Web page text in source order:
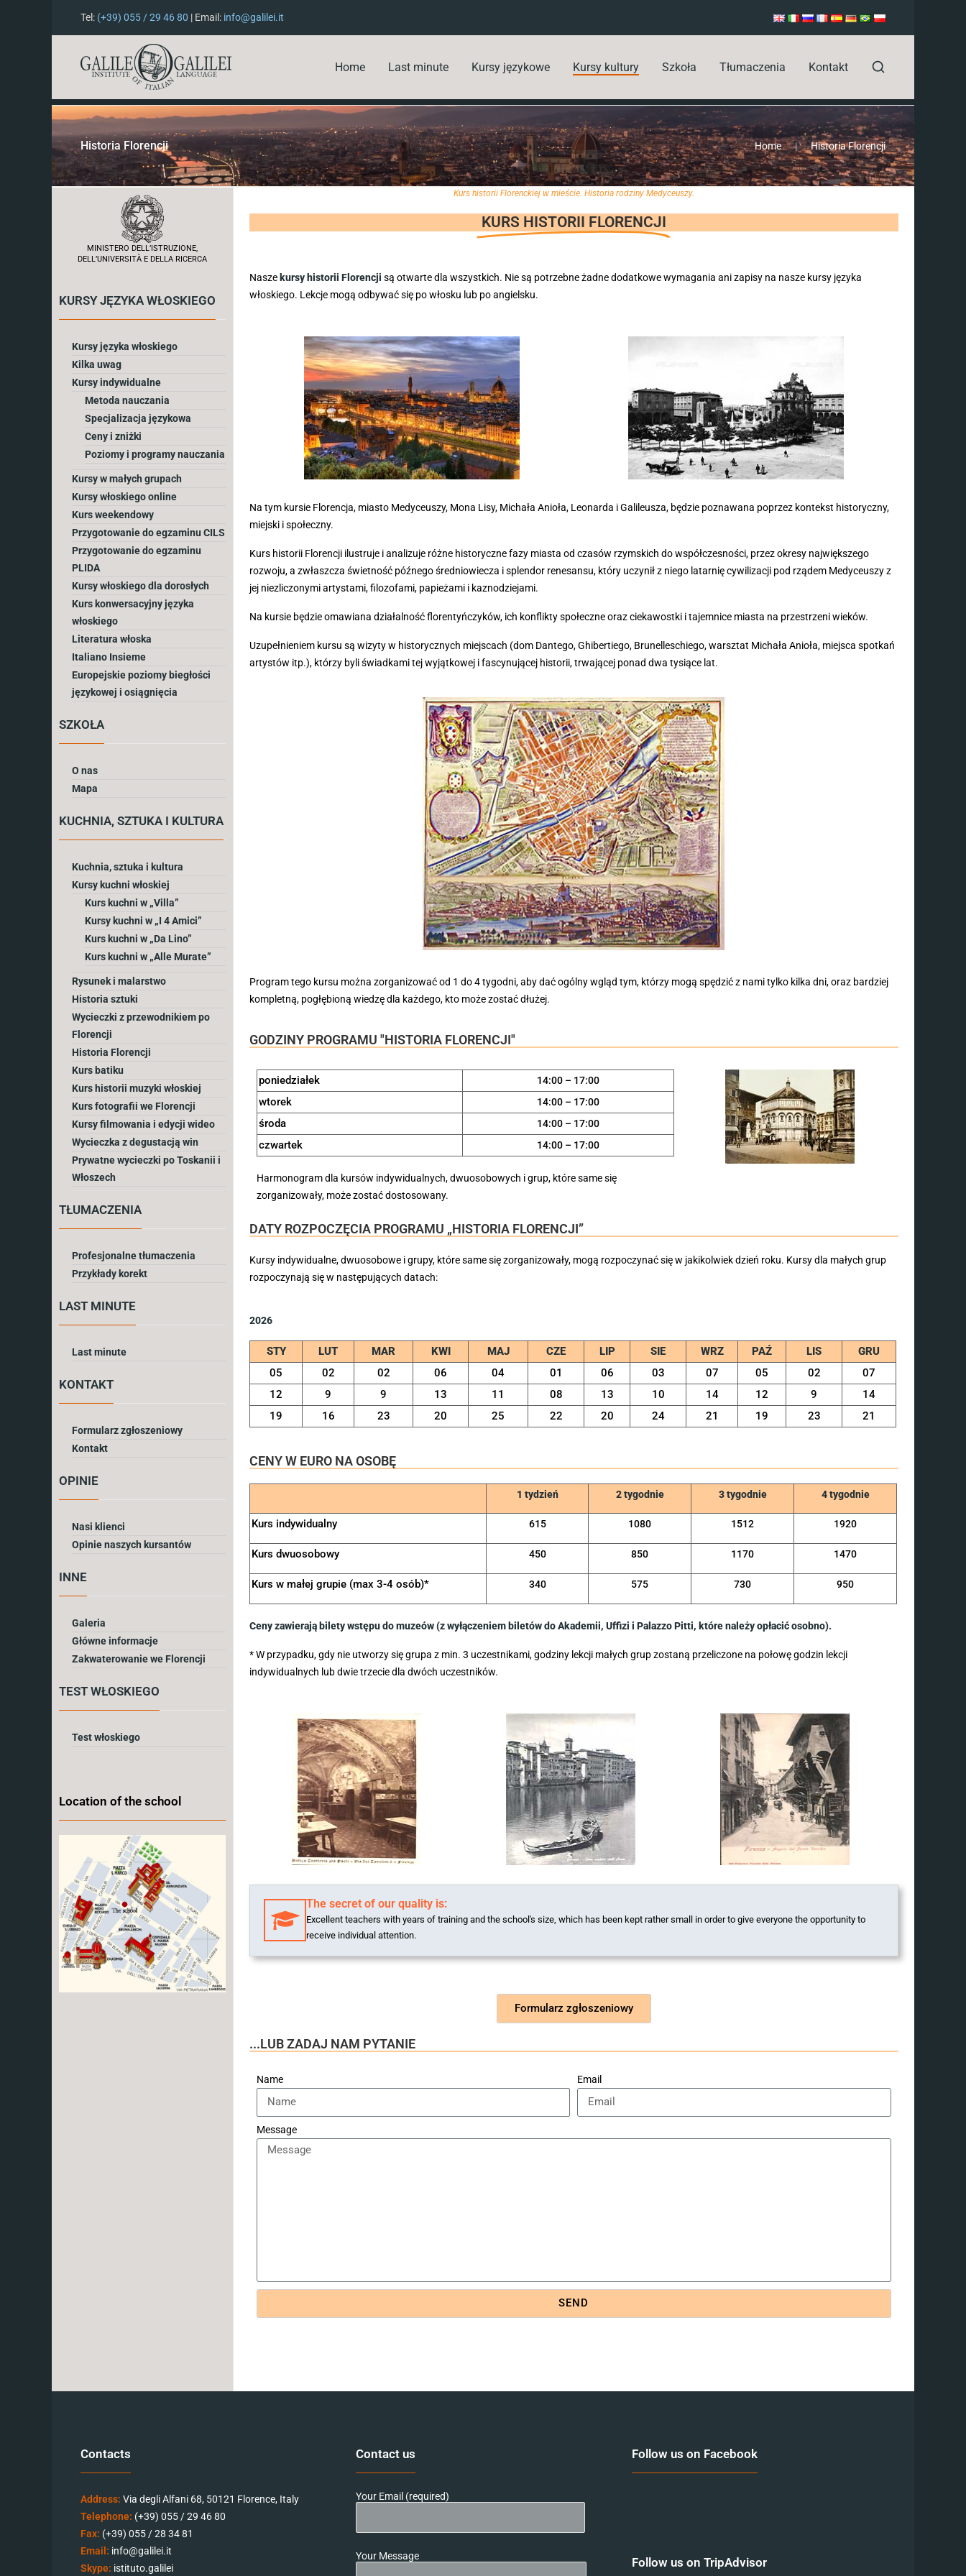
Tel: (+39) 055 / 29 46 80 | Email: info@galilei.it
Home Last minute Kursy językowe Kursy kultury Szkoła Tłumaczenia Kontakt
Historia Florencji Home | Historia Florencji
MINISTERO DELL’ISTRUZIONE,
DELL’UNIVERSITÀ E DELLA RICERCA
KURSY JĘZYKA WŁOSKIEGO
Kursy języka włoskiego
Kilka uwag
Kursy indywidualne
Metoda nauczania
Specjalizacja językowa
Ceny i zniżki
Poziomy i programy nauczania
Kursy w małych grupach
Kursy włoskiego online
Kurs weekendowy
Przygotowanie do egzaminu CILS
Przygotowanie do egzaminu
PLIDA
Kursy włoskiego dla dorosłych
Kurs konwersacyjny języka
włoskiego
Literatura włoska
Italiano Insieme
Europejskie poziomy biegłości
językowej i osiągnięcia
SZKOŁA
O nas
Mapa
KUCHNIA, SZTUKA I KULTURA
Kuchnia, sztuka i kultura
Kursy kuchni włoskiej
Kurs kuchni w „Villa”
Kursy kuchni w „I 4 Amici”
Kurs kuchni w „Da Lino”
Kurs kuchni w „Alle Murate”
Rysunek i malarstwo
Historia sztuki
Wycieczki z przewodnikiem po
Florencji
Historia Florencji
Kurs batiku
Kurs historii muzyki włoskiej
Kurs fotografii we Florencji
Kursy filmowania i edycji wideo
Wycieczka z degustacją win
Prywatne wycieczki po Toskanii i
Włoszech
TŁUMACZENIA
Profesjonalne tłumaczenia
Przykłady korekt
LAST MINUTE
Last minute
KONTAKT
Formularz zgłoszeniowy
Kontakt
OPINIE
Nasi klienci
Opinie naszych kursantów
INNE
Galeria
Główne informacje
Zakwaterowanie we Florencji
TEST WŁOSKIEGO
Test włoskiego
Location of the school
Kurs historii Florenckiej w mieście. Historia rodziny Medyceuszy.
KURS HISTORII FLORENCJI
Nasze kursy historii Florencji są otwarte dla wszystkich. Nie są potrzebne żadne dodatkowe wymagania ani zapisy na nasze kursy języka
włoskiego. Lekcje mogą odbywać się po włosku lub po angielsku.
Na tym kursie Florencja, miasto Medyceuszy, Mona Lisy, Michała Anioła, Leonarda i Galileusza, będzie poznawana poprzez kontekst historyczny,
miejski i społeczny.
Kurs historii Florencji ilustruje i analizuje różne historyczne fazy miasta od czasów rzymskich do współczesności, przez okresy największego
rozwoju, a zwłaszcza świetność późnego średniowiecza i splendor renesansu, który uczynił z niego latarnię cywilizacji pod rządem Medyceuszy z
jej niezliczonymi artystami, filozofami, papieżami i kaznodziejami.
Na kursie będzie omawiana działalność florentyńczyków, ich konflikty społeczne oraz ciekawostki i tajemnice miasta na przestrzeni wieków.
Uzupełnieniem kursu są wizyty w historycznych miejscach (dom Dantego, Ghibertiego, Brunelleschiego, warsztat Michała Anioła, miejsca spotkań
artystów itp.), którzy byli świadkami tej wyjątkowej i fascynującej historii, trwającej ponad dwa tysiące lat.
Program tego kursu można zorganizować od 1 do 4 tygodni, aby dać ogólny wgląd tym, którzy mogą spędzić z nami tylko kilka dni, oraz bardziej
kompletną, pogłębioną wiedzę dla każdego, kto może zostać dłużej.
GODZINY PROGRAMU "HISTORIA FLORENCJI"
poniedziałek 14:00 – 17:00
wtorek 14:00 – 17:00
środa 14:00 – 17:00
czwartek 14:00 – 17:00
Harmonogram dla kursów indywidualnych, dwuosobowych i grup, które same się
zorganizowały, może zostać dostosowany.
DATY ROZPOCZĘCIA PROGRAMU „HISTORIA FLORENCJI”
Kursy indywidualne, dwuosobowe i grupy, które same się zorganizowały, mogą rozpoczynać się w jakikolwiek dzień roku. Kursy dla małych grup
rozpoczynają się w następujących datach:
2026
STY LUT MAR KWI MAJ CZE LIP SIE WRZ PAŹ LIS
GRU
05
02 02 06 04 01 06 03 07 05 02
07
12
9 9 13 11 08 13 10 14 12 9
14
19
16 23 20 25 22 20 24 21 19 23 21
CENY W EURO NA OSOBĘ
1 tydzień 2 tygodnie 3 tygodnie 4 tygodnie
Kurs indywidualny 615 1080 1512 1920
Kurs dwuosobowy 450 850 1170 1470
Kurs w małej grupie (max 3-4 osób)* 340 575 730 950
Ceny zawierają bilety wstępu do muzeów (z wyłączeniem biletów do Akademii, Uffizi i Palazzo Pitti, które należy opłacić osobno).
* W przypadku, gdy nie utworzy się grupa z min. 3 uczestnikami, godziny lekcji małych grup zostaną przeliczone na połowę godzin lekcji
indywidualnych lub dwie trzecie dla dwóch uczestników.
The secret of our quality is:
Excellent teachers with years of training and the school's size, which has been kept rather small in order to give everyone the opportunity to
receive individual attention.
Formularz zgłoszeniowy
...LUB ZADAJ NAM PYTANIE
Name Email
Message
SEND
Contacts
Address: Via degli Alfani 68, 50121 Florence, Italy
Telephone: (+39) 055 / 29 46 80
Fax: (+39) 055 / 28 34 81
Email: info@galilei.it
Skype: istituto.galilei
Contact us
Your Email (required)
Your Message
Follow us on Facebook
Follow us on TripAdvisor